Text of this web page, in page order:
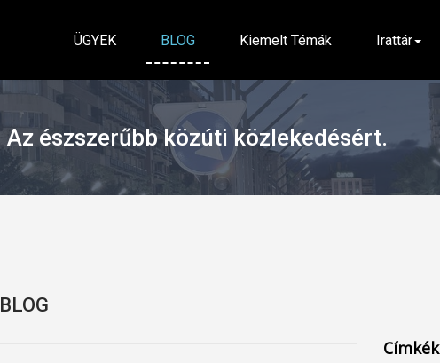
ÜGYEK BLOG Kiemelt Témák Irattár
Az észszerűbb közúti közlekedésért.
BLOG
Címkék